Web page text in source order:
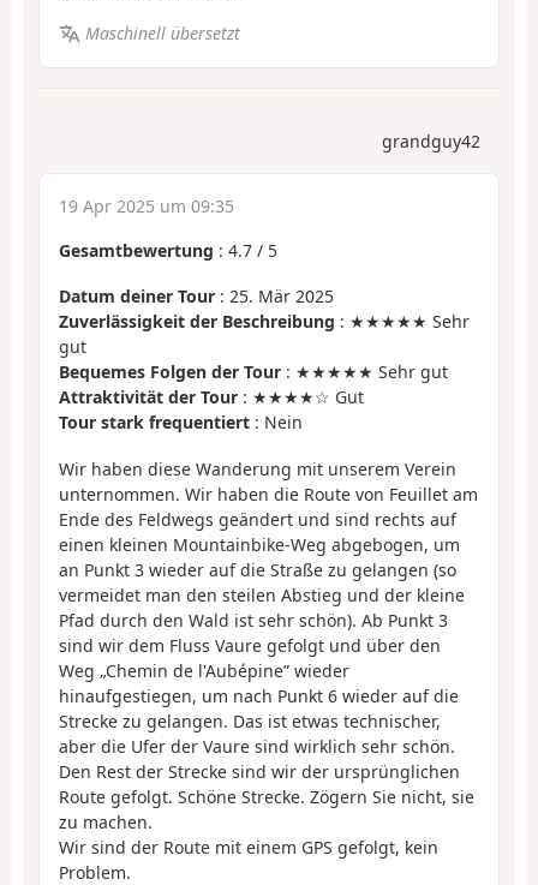
Maschinell übersetzt
grandguy42
19 Apr 2025 um 09:35
Gesamtbewertung : 4.7 / 5
Datum deiner Tour : 25. Mär 2025
Zuverlässigkeit der Beschreibung : ★★★★★ Sehr
gut
Bequemes Folgen der Tour : ★★★★★ Sehr gut
Attraktivität der Tour : ★★★★☆ Gut
Tour stark frequentiert : Nein
Wir haben diese Wanderung mit unserem Verein
unternommen. Wir haben die Route von Feuillet am
Ende des Feldwegs geändert und sind rechts auf
einen kleinen Mountainbike-Weg abgebogen, um
an Punkt 3 wieder auf die Straße zu gelangen (so
vermeidet man den steilen Abstieg und der kleine
Pfad durch den Wald ist sehr schön). Ab Punkt 3
sind wir dem Fluss Vaure gefolgt und über den
Weg „Chemin de l'Aubépine” wieder
hinaufgestiegen, um nach Punkt 6 wieder auf die
Strecke zu gelangen. Das ist etwas technischer,
aber die Ufer der Vaure sind wirklich sehr schön.
Den Rest der Strecke sind wir der ursprünglichen
Route gefolgt. Schöne Strecke. Zögern Sie nicht, sie
zu machen.
Wir sind der Route mit einem GPS gefolgt, kein
Problem.